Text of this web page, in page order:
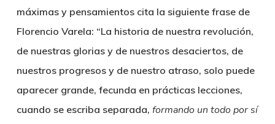
máximas y pensamientos cita la siguiente frase de
Florencio Varela: “La historia de nuestra revolución,
de nuestras glorias y de nuestros desaciertos, de
nuestros progresos y de nuestro atraso, solo puede
aparecer grande, fecunda en prácticas lecciones,
cuando se escriba separada, formando un todo por sí